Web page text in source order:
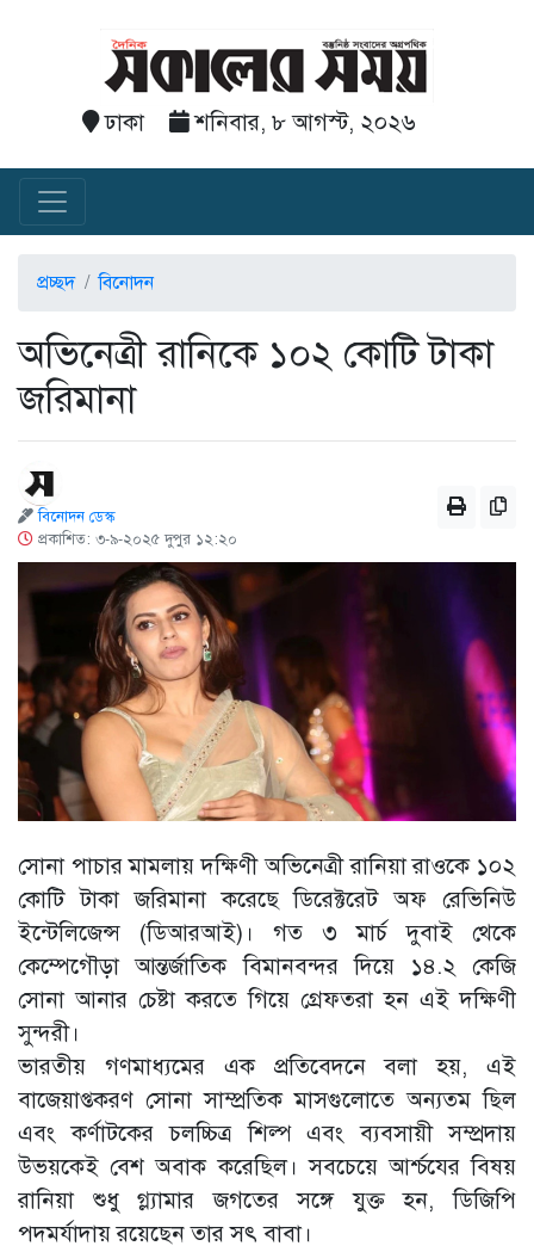
ঢাকা শনিবার, ৮ আগস্ট, ২০২৬
প্রচ্ছদ বিনোদন
অভিনেত্রী রানিকে ১০২ কোটি টাকা
জরিমানা
বিনোদন ডেস্ক
প্রকাশিত: ৩-৯-২০২৫ দুপুর ১২:২০
সোনা পাচার মামলায় দক্ষিণী অভিনেত্রী রানিয়া রাওকে ১০২
কোটি টাকা জরিমানা করেছে ডিরেক্টরেট অফ রেভিনিউ
ইন্টেলিজেন্স (ডিআরআই)। গত ৩ মার্চ দুবাই থেকে
কেম্পেগৌড়া আন্তর্জাতিক বিমানবন্দর দিয়ে ১৪.২ কেজি
সোনা আনার চেষ্টা করতে গিয়ে গ্রেফতরা হন এই দক্ষিণী
সুন্দরী।
ভারতীয় গণমাধ্যমের এক প্রতিবেদনে বলা হয়, এই
বাজেয়াপ্তকরণ সোনা সাম্প্রতিক মাসগুলোতে অন্যতম ছিল
এবং কর্ণাটকের চলচ্চিত্র শিল্প এবং ব্যবসায়ী সম্প্রদায়
উভয়কেই বেশ অবাক করেছিল। সবচেয়ে আর্শ্চযের বিষয়
রানিয়া শুধু গ্ল্যামার জগতের সঙ্গে যুক্ত হন, ডিজিপি
পদমর্যাদায় রয়েছেন তার সৎ বাবা।